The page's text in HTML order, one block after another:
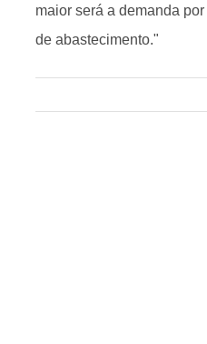
maior será a demanda
de abastecimento."